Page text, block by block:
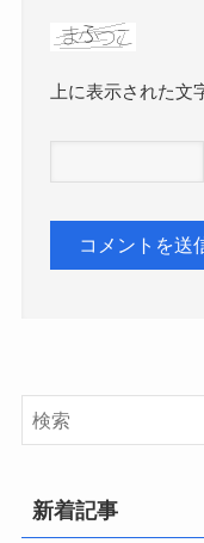
上に表示された文
新着記事